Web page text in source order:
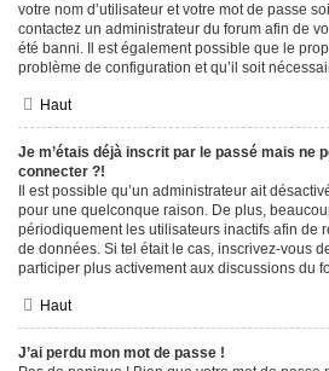
votre nom d’utilisateur et votre mot de passe
contactez un administrateur du forum afin de
été banni. Il est également possible que le
problème de configuration et qu’il soit
Haut
Je m’étais déjà inscrit par le passé mais ne
connecter ?!
Il est possible qu’un administrateur ait
pour une quelconque raison. De plus,
périodiquement les utilisateurs inactifs afin de
de données. Si tel était le cas, inscrivez-vous
participer plus activement aux discussions du
Haut
J’ai perdu mon mot de passe !